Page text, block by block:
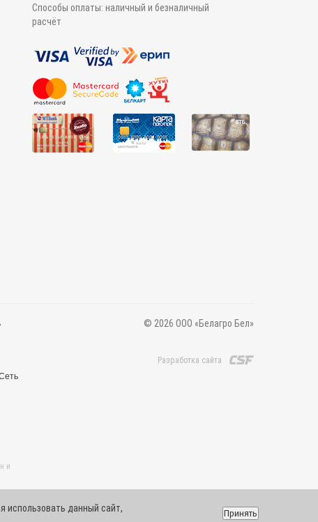
Способы оплаты: наличный и безналичный
расчёт
и
© 2026 ООО «Белагро Бел»
Разработка сайта
использовать данный сайт,
Принять